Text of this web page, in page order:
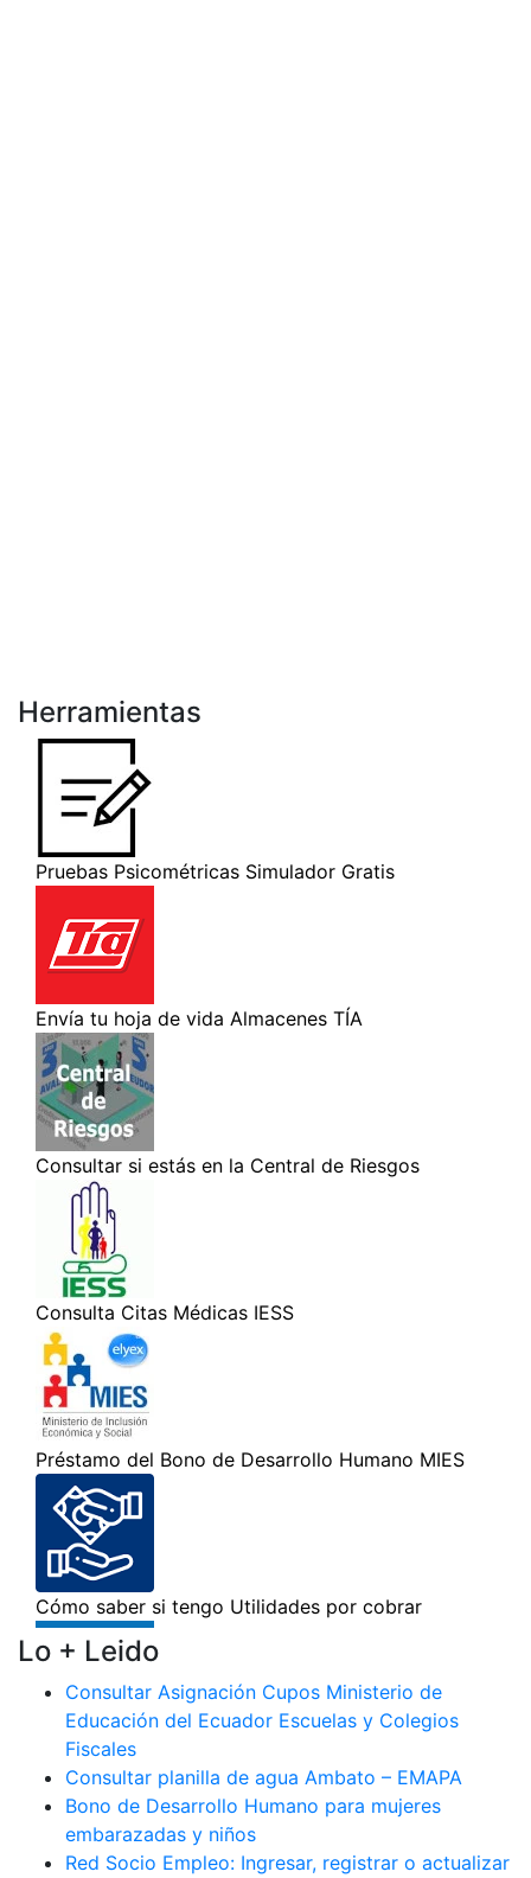
Herramientas
Lo + Leido
Consultar Asignación Cupos Ministerio de
Educación del Ecuador Escuelas y Colegios
Fiscales
Consultar planilla de agua Ambato – EMAPA
Bono de Desarrollo Humano para mujeres
embarazadas y niños
Red Socio Empleo: Ingresar, registrar o actualizar